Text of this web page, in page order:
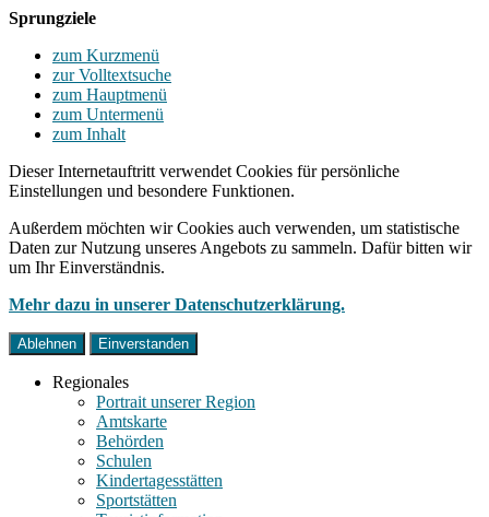
Sprungziele
zum Kurzmenü
zur Volltextsuche
zum Hauptmenü
zum Untermenü
zum Inhalt
Dieser Internetauftritt verwendet Cookies für persönliche
Einstellungen und besondere Funktionen.
Außerdem möchten wir Cookies auch verwenden, um statistische
Daten zur Nutzung unseres Angebots zu sammeln. Dafür bitten wir
um Ihr Einverständnis.
Mehr dazu in unserer Datenschutzerklärung.
Ablehnen Einverstanden
Regionales
Portrait unserer Region
Amtskarte
Behörden
Schulen
Kindertagesstätten
Sportstätten